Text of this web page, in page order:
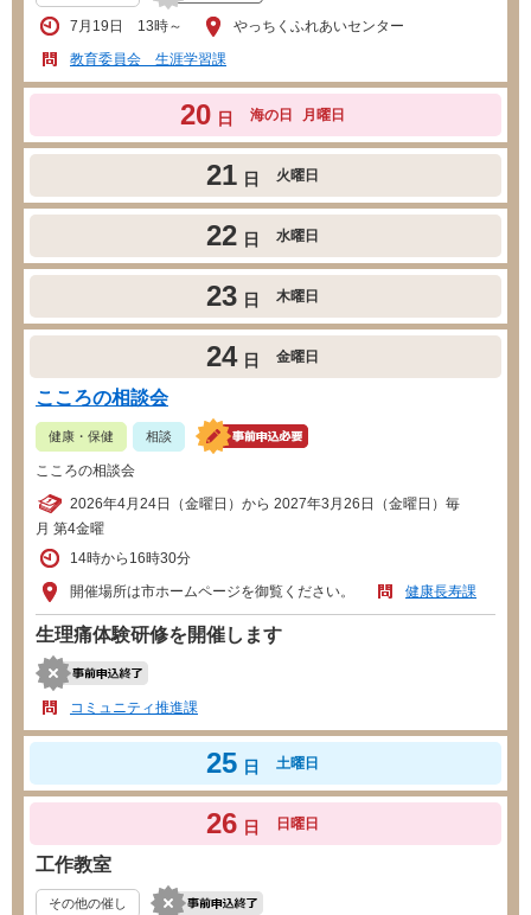
7月19日 13時～
やっちくふれあいセンター
教育委員会 生涯学習課
20 日 海の日 月曜日
21 日 火曜日
22 日 水曜日
23 日 木曜日
24 日 金曜日
こころの相談会
健康・保健 相談
こころの相談会
2026年4月24日（金曜日）から 2027年3月26日（金曜日）毎
月 第4金曜
14時から16時30分
開催場所は市ホームページを御覧ください。
健康長寿課
生理痛体験研修を開催します
コミュニティ推進課
25 日 土曜日
26 日 日曜日
工作教室
その他の催し